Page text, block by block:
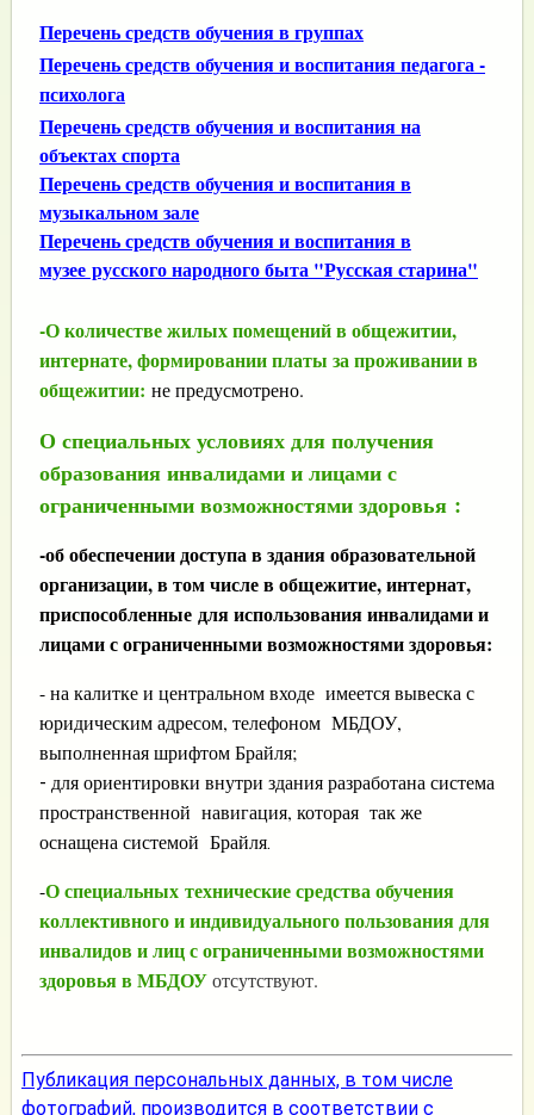
Перечень средств обучения в группах
Перечень средств обучения и воспитания педагога -
психолога
Перечень средств обучения и воспитания на
объектах спорта
Перечень средств обучения и воспитания в
музыкальном зале
Перечень средств обучения и воспитания в
музее русского народного быта "Русская старина"
-О количестве жилых помещений в общежитии,
интернате, формировании платы за проживании в
общежитии: не предусмотрено.
О специальных условиях для получения
образования инвалидами и лицами с
ограниченными возможностями здоровья :
-об обеспечении доступа в здания образовательной
организации, в том числе в общежитие, интернат,
приспособленные для использования инвалидами и
лицами с ограниченными возможностями здоровья:
-на калитке и центральном входе имеется вывеска с
юридическим адресом, телефоном МБДОУ,
выполненная шрифтом Брайля;
- для ориентировки внутри здания разработанасистема
пространственной навигация, которая так же
оснащена системой Брайля.
-О специальных технические средства обучения
коллективного и индивидуального пользования для
инвалидов и лиц с ограниченными возможностями
здоровья в МБДОУотсутствуют.
Публикация персональных данных, в том числе
фотографий, производится в соответствии с